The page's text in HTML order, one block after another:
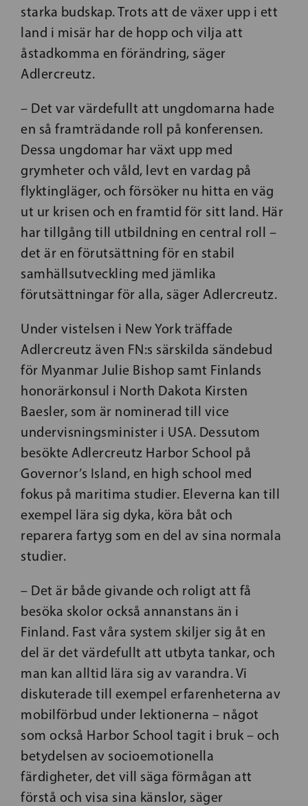
starka budskap. Trots att de växer upp i ett
land i misär har de hopp och vilja att
åstadkomma en förändring, säger
Adlercreutz.
– Det var värdefullt att ungdomarna hade
en så framträdande roll på konferensen.
Dessa ungdomar har växt upp med
grymheter och våld, levt en vardag på
flyktingläger, och försöker nu hitta en väg
ut ur krisen och en framtid för sitt land. Här
har tillgång till utbildning en central roll –
det är en förutsättning för en stabil
samhällsutveckling med jämlika
förutsättningar för alla, säger Adlercreutz.
Under vistelsen i New York träffade
Adlercreutz även FN:s särskilda sändebud
för Myanmar Julie Bishop samt Finlands
honorärkonsul i North Dakota Kirsten
Baesler, som är nominerad till vice
undervisningsminister i USA. Dessutom
besökte Adlercreutz Harbor School på
Governor’s Island, en high school med
fokus på maritima studier. Eleverna kan till
exempel lära sig dyka, köra båt och
reparera fartyg som en del av sina normala
studier.
– Det är både givande och roligt att få
besöka skolor också annanstans än i
Finland. Fast våra system skiljer sig åt en
del är det värdefullt att utbyta tankar, och
man kan alltid lära sig av varandra. Vi
diskuterade till exempel erfarenheterna av
mobilförbud under lektionerna – något
som också Harbor School tagit i bruk – och
betydelsen av socioemotionella
färdigheter, det vill säga förmågan att
förstå och visa sina känslor, säger